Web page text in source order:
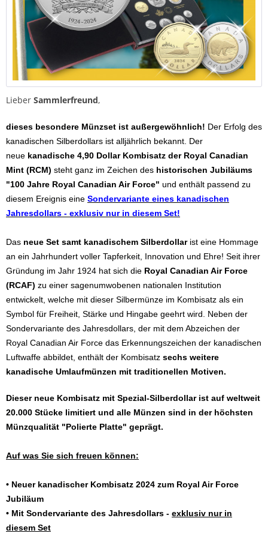
Lieber Sammlerfreund,
dieses besondere Münzset ist außergewöhnlich! Der Erfolg des
kanadischen Silberdollars ist alljährlich bekannt. Der
neue kanadische 4,90 Dollar Kombisatz der Royal Canadian
Mint (RCM) steht ganz im Zeichen des historischen Jubiläums
"100 Jahre Royal Canadian Air Force" und enthält passend zu
diesem Ereignis eine Sondervariante eines kanadischen
Jahresdollars - exklusiv nur in diesem Set!
Das neue Set samt kanadischem Silberdollarist eine Hommage
an ein Jahrhundert voller Tapferkeit, Innovation und Ehre! Seit ihrer
Gründung im Jahr 1924 hat sich die Royal Canadian Air Force
(RCAF) zu einer sagenumwobenen nationalen Institution
entwickelt, welche mit dieser Silbermünze im Kombisatz als ein
Symbol für Freiheit, Stärke und Hingabe geehrt wird. Neben der
Sondervariante des Jahresdollars, der mit dem Abzeichen der
Royal Canadian Air Force das Erkennungszeichen der kanadischen
Luftwaffe abbildet, enthält der Kombisatz sechs weitere
kanadische Umlaufmünzen mit traditionellen Motiven.
Dieser neue Kombisatz mit Spezial-Silberdollar ist auf weltweit
20.000 Stücke limitiert und alle Münzen sind in der höchsten
Münzqualität "Polierte Platte" geprägt.
Auf was Sie sich freuen können:
• Neuer kanadischer Kombisatz 2024 zum Royal Air Force
Jubiläum
• Mit Sondervariante des Jahresdollars - exklusiv nur in
diesem Set